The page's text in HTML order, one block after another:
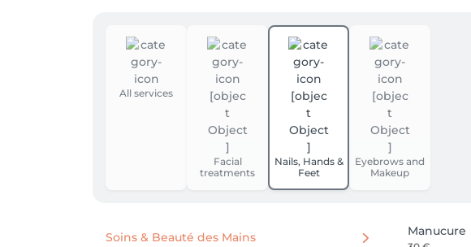
All services
Facial
treatments
Nails, Hands &
Feet
Eyebrows and
Makeup
Soins & Beauté des Mains Manucure